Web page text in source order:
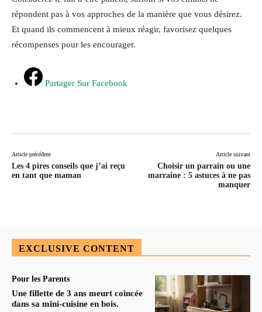
répondent pas à vos approches de la manière que vous désirez.
Et quand ils commencent à mieux réagir, favorisez quelques
récompenses pour les encourager.
Partager Sur Facebook
Article précédent
Les 4 pires conseils que j’ai reçu
en tant que maman
Article suivant
Choisir un parrain ou une
marraine : 5 astuces à ne pas
manquer
EXCLUSIVE CONTENT
Pour les Parents
Une fillette de 3 ans meurt coincée
dans sa mini-cuisine en bois.